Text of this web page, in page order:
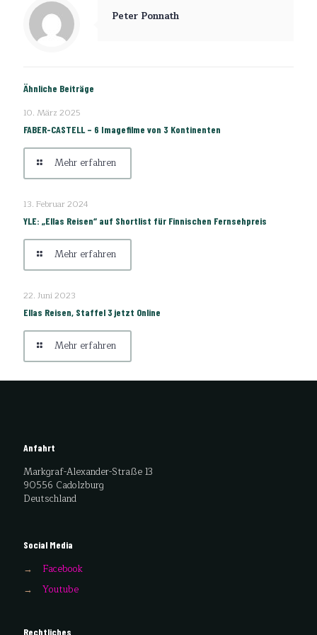
Peter Ponnath
Ähnliche Beiträge
10. März 2025
FABER-CASTELL – 6 Imagefilme von 3 Kontinenten
Mehr erfahren
13. Februar 2024
YLE: „Ellas Reisen“ auf Shortlist für Finnischen Fernsehpreis
Mehr erfahren
22. Juni 2023
Ellas Reisen, Staffel 3 jetzt Online
Mehr erfahren
Anfahrt
Markgraf-Alexander-Straße 13
90556 Cadolzburg
Deutschland
Social Media
→
Facebook
→
Youtube
Rechtliches